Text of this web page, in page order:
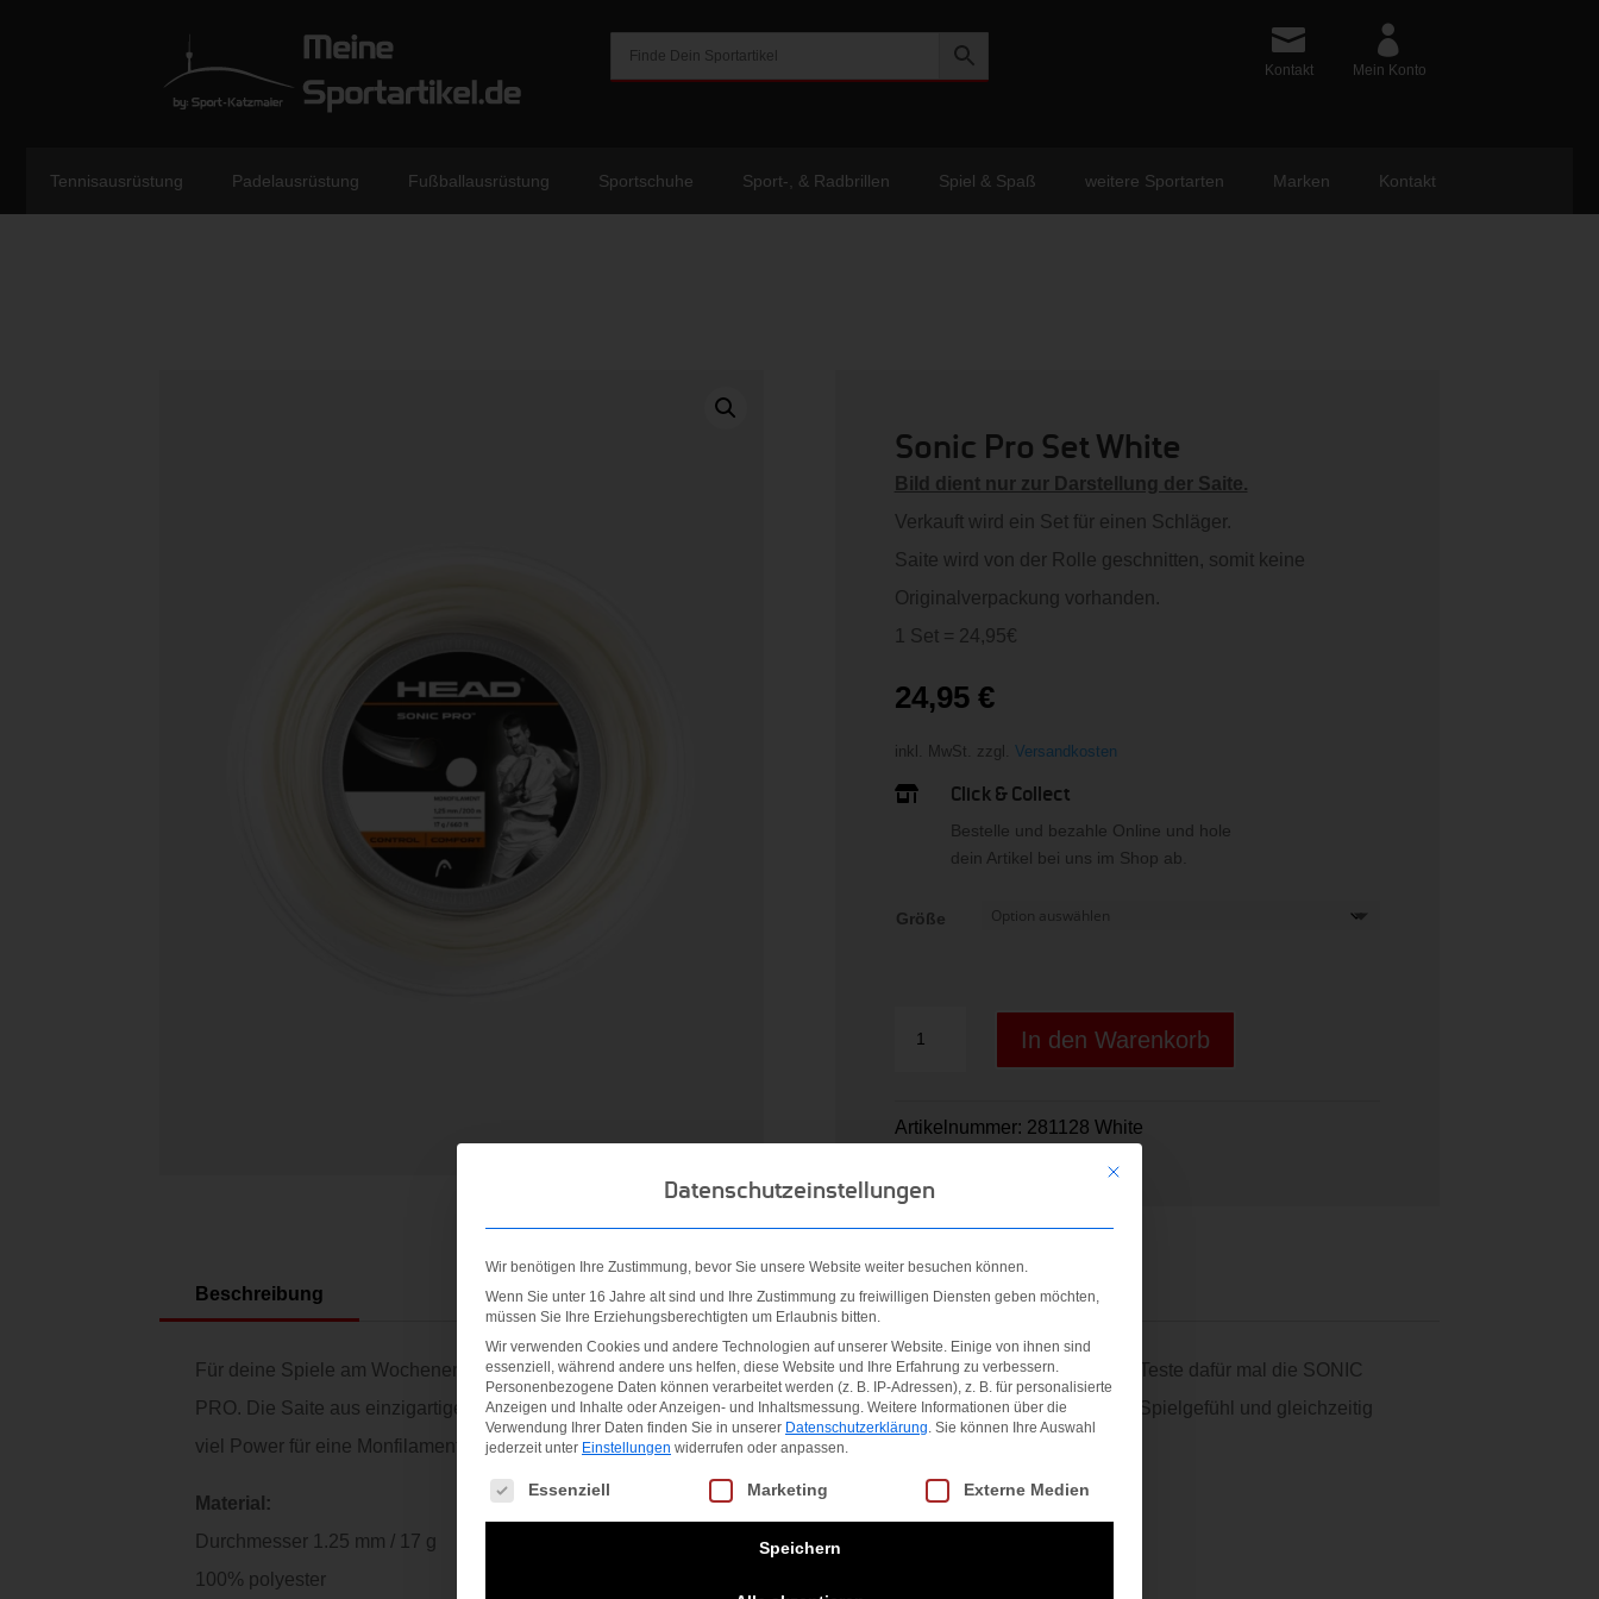
Kontakt Mein Konto
Tennisausrüstung Padelausrüstung Fußballausrüstung Sportschuhe Sport-, & Radbrillen Spiel & Spaß weitere Sportarten Marken Kontakt
Sonic Pro Set White
Bild dient nur zur Darstellung der Saite.
Verkauft wird ein Set für einen Schläger.
Saite wird von der Rolle geschnitten, somit keine
Originalverpackung vorhanden.
1 Set = 24,95€
24,95 €
inkl. MwSt. zzgl. Versandkosten
 Click & Collect
Bestelle und bezahle Online und hole
dein Artikel bei uns im Shop ab.
Größe
Pro
Menge
In den Warenkorb
Artikelnummer: 281128 White
Beschreibung
Für deine Spiele am Wochenende und die wöchentlichen Trainingseinheiten brauchst du eine langlebige Saite. Teste dafür mal die SONIC
PRO. Die Saite aus einzigartigem Copolymer-Polyester mit weicher Molekularstruktur bietet ein hervorragendes Spielgefühl und gleichzeitig
viel Power für eine Monfilamentsaite.
Material:
Durchmesser 1.25 mm / 17 g
100% polyester
Mit diesem Button wird der Dialog geschlossen. Seine Funktionalität ist
Datenschutzeinstellungen
Wir benötigen Ihre Zustimmung, bevor Sie unsere Website weiter besuchen können.
Wenn Sie unter 16 Jahre alt sind und Ihre Zustimmung zu freiwilligen Diensten geben möchten,
müssen Sie Ihre Erziehungsberechtigten um Erlaubnis bitten.
Wir verwenden Cookies und andere Technologien auf unserer Website. Einige von ihnen sind
essenziell, während andere uns helfen, diese Website und Ihre Erfahrung zu verbessern.
Personenbezogene Daten können verarbeitet werden (z. B. IP-Adressen), z. B. für personalisierte
Anzeigen und Inhalte oder Anzeigen- und Inhaltsmessung. Weitere Informationen über die
Verwendung Ihrer Daten finden Sie in unserer Datenschutzerklärung Sie können Ihre Auswahl
jederzeit unter Einstellungen widerrufen oder anpassen.
Es folgt eine Liste der Service-Gruppen, für die eine Einwilligung erteilt werden kann. Die erste Service-Gruppe ist essenziell und kann nicht
Essenziell Marketing Externe Medien
Speichern